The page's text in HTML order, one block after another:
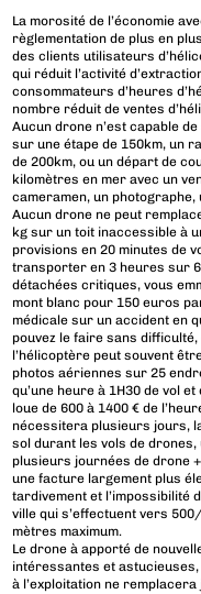
La morosité de l’économie
règlementation de plus en
des clients utilisateurs
qui réduit l’activité
consommateurs d’heures
nombre réduit de ventes
Aucun drone n’est capable
sur une étape de 150km, un
de 200km, ou un départ de
kilomètres en mer avec un
cameramen, un
Aucun drone ne peut
kg sur un toit inaccessible à
provisions en 20 minutes de
transporter en 3 heures sur
détachées critiques, vous
mont blanc pour 150 euros
médicale sur un accident en
pouvez le faire sans
l’hélicoptère peut souvent
photos aériennes sur 25
qu’une heure à 1H30 de vol
loue de 600 à 1400 € de
nécessitera plusieurs jours,
sol durant les vols de
plusieurs journées de drone
une facture largement plus
tardivement et l’impossibilité
ville qui s’effectuent vers
mètres maximum.
Le drone à apporté de
intéressantes et astucieuses,
à l’exploitation ne